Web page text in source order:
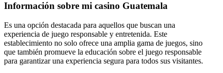
Información sobre mi casino Guatemala
Es una opción destacada para aquellos que buscan una
experiencia de juego responsable y entretenida. Este
establecimiento no solo ofrece una amplia gama de juegos, sino
que también promueve la educación sobre el juego responsable
para garantizar una experiencia segura para todos sus visitantes.